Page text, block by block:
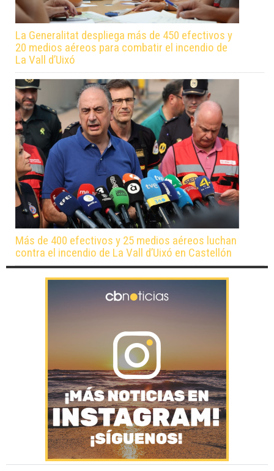
La Generalitat despliega más de 450 efectivos y
20 medios aéreos para combatir el incendio de
La Vall d’Uixó
Más de 400 efectivos y 25 medios aéreos luchan
contra el incendio de La Vall d’Uixó en Castellón